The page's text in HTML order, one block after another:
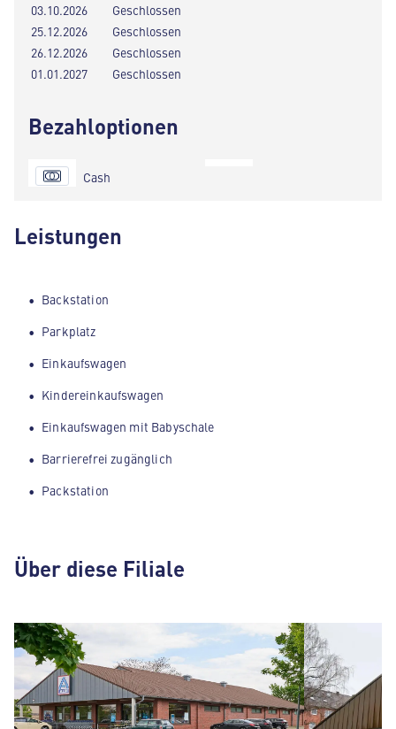
03.10.2026
Geschlossen
25.12.2026
Geschlossen
26.12.2026
Geschlossen
01.01.2027
Geschlossen
Bezahloptionen
Cash
Leistungen
Backstation
Parkplatz
Einkaufswagen
Kindereinkaufswagen
Einkaufswagen mit Babyschale
Barrierefrei zugänglich
Packstation
Über diese Filiale